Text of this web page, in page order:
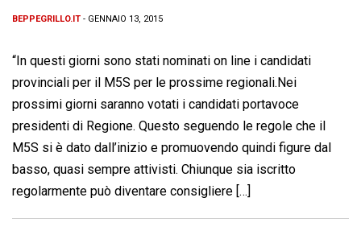
BEPPEGRILLO.IT - GENNAIO 13, 2015
“In questi giorni sono stati nominati on line i candidati
provinciali per il M5S per le prossime regionali.Nei
prossimi giorni saranno votati i candidati portavoce
presidenti di Regione. Questo seguendo le regole che il
M5S si è dato dall’inizio e promuovendo quindi figure dal
basso, quasi sempre attivisti. Chiunque sia iscritto
regolarmente può diventare consigliere […]